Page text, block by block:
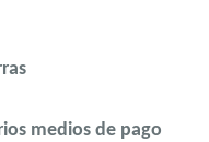
medios de pago